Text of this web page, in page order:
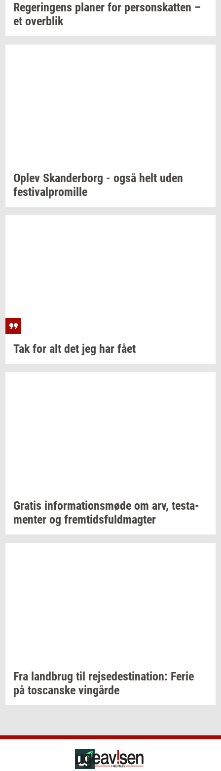
Re­ge­rin­gens pla­ner for per­sonskat­ten –
et over­blik
Oplev Skan­der­borg - også helt uden
festi­val­pro­mil­le
Tak for alt det jeg har fået
Gra­tis in­for­ma­tions­mø­de om arv, te­sta­
men­ter og frem­tids­fuld­mag­ter
Fra land­brug til rej­se­desti­na­tion: Ferie
på toscan­ske vin­går­de